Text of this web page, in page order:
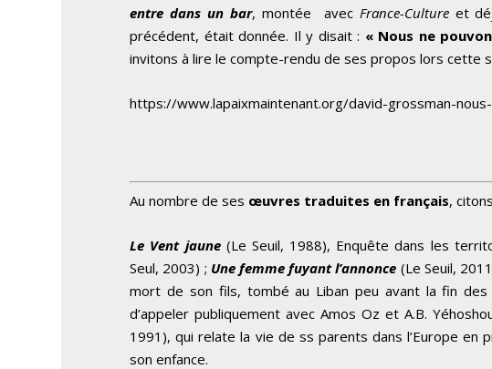
entre dans un bar, montée avec France-Cultureet
précédent, était donnée. Il y disait : « Nous ne
invitons à lire le compte-rendu de ses propos lors cette
https://www.lapaixmaintenant.org/david-grossman-
Au nombre de ses œuvres traduites en français,
Le Vent jaune(Le Seuil, 1988), Enquête dans les
Seul, 2003) ; Une femme fuyant l’annonce (Le Seuil,
mort de son fils, tombé au Liban peu avant la fin des
d’appeler publiquement avec Amos Oz et A.B.
1991), qui relate la vie de ss parents dans l’Europe en
son enfance.